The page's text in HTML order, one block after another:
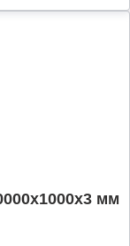
мм